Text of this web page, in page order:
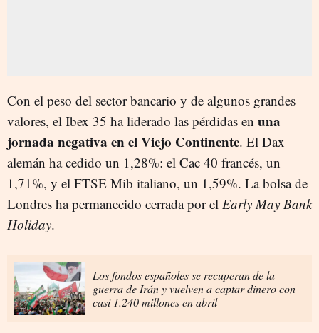
Con el peso del sector bancario y de algunos grandes
valores, el Ibex 35 ha liderado las pérdidas en una
jornada negativa en el Viejo Continente. El Dax
alemán ha cedido un 1,28%: el Cac 40 francés, un
1,71%, y el FTSE Mib italiano, un 1,59%. La bolsa de
Londres ha permanecido cerrada por el Early May Bank
Holiday.
Los fondos españoles se recuperan de la
guerra de Irán y vuelven a captar dinero con
casi 1.240 millones en abril